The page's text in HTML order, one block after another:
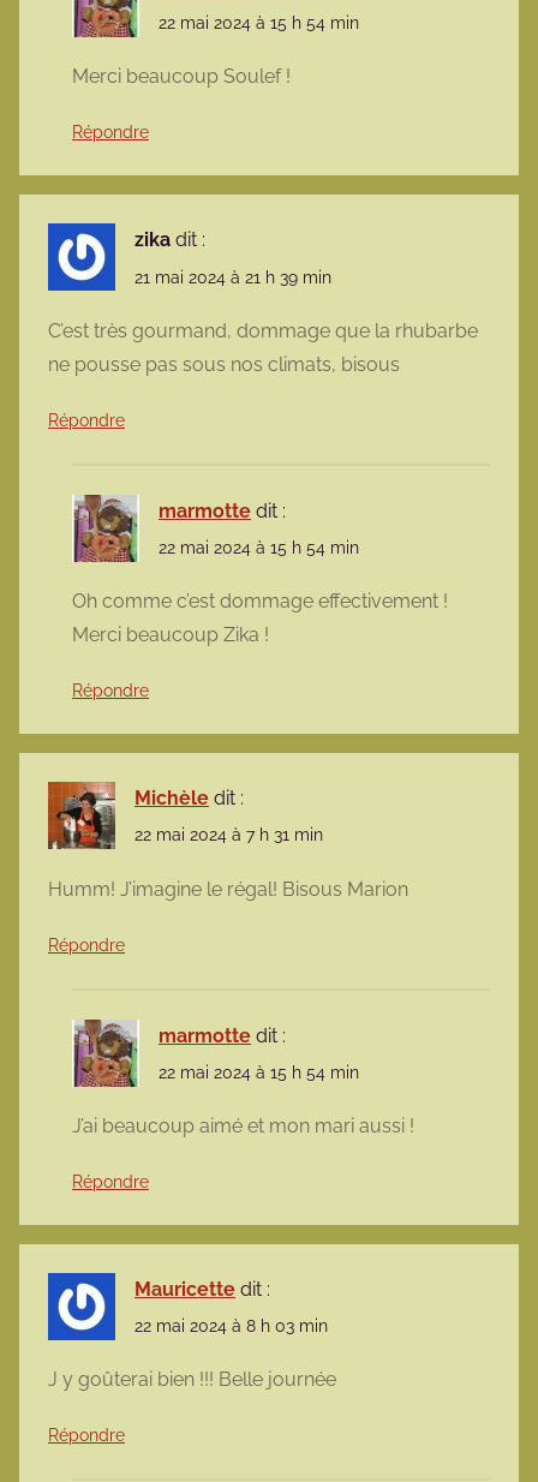
22 mai 2024 à 15 h 54 min
Merci beaucoup Soulef !
Répondre
zika dit :
21 mai 2024 à 21 h 39 min
C’est très gourmand, dommage que la rhubarbe
ne pousse pas sous nos climats, bisous
Répondre
marmotte dit :
22 mai 2024 à 15 h 54 min
Oh comme c’est dommage effectivement !
Merci beaucoup Zika !
Répondre
Michèle dit :
22 mai 2024 à 7 h 31 min
Humm! J’imagine le régal! Bisous Marion
Répondre
marmotte dit :
22 mai 2024 à 15 h 54 min
J’ai beaucoup aimé et mon mari aussi !
Répondre
Mauricette dit :
22 mai 2024 à 8 h 03 min
J y goûterai bien !!! Belle journée
Répondre